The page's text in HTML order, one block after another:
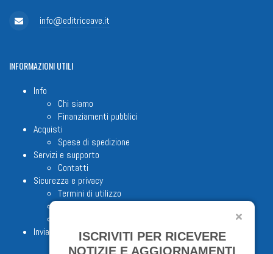
info@editriceave.it
INFORMAZIONIUTILI
Info
Chi siamo
Finanziamenti pubblici
Acquisti
Spese di spedizione
Servizi e supporto
Contatti
Sicurezza e privacy
Termini di utilizzo
Invia proposta editorialeISCRIVITI PER RICEVERE
NOTIZIE E AGGIORNAMENTI